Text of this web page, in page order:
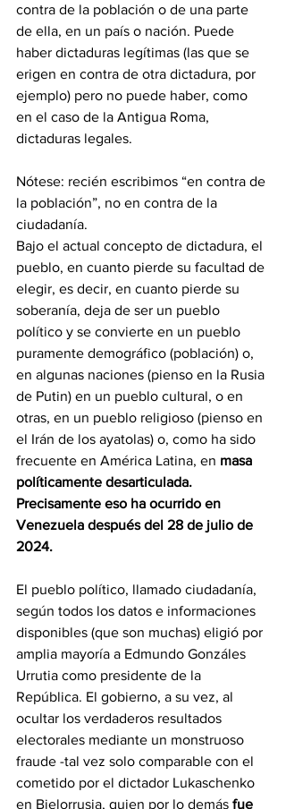
contra de la población o de una parte
de ella, en un país o nación. Puede
haber dictaduras legítimas (las que se
erigen en contra de otra dictadura, por
ejemplo) pero no puede haber, como
en el caso de la Antigua Roma,
dictaduras legales.
Nótese: recién escribimos “en contra de
la población”, no en contra de la
ciudadanía.
Bajo el actual concepto de dictadura, el
pueblo, en cuanto pierde su facultad de
elegir, es decir, en cuanto pierde su
soberanía, deja de ser un pueblo
político y se convierte en un pueblo
puramente demográfico (población) o,
en algunas naciones (pienso en la Rusia
de Putin) en un pueblo cultural, o en
otras, en un pueblo religioso (pienso en
el Irán de los ayatolas) o, como ha sido
frecuente en América Latina, en masa
políticamente desarticulada.
Precisamente eso ha ocurrido en
Venezuela después del 28 de julio de
2024.
El pueblo político, llamado ciudadanía,
según todos los datos e informaciones
disponibles (que son muchas) eligió por
amplia mayoría a Edmundo Gonzáles
Urrutia como presidente de la
República. El gobierno, a su vez, al
ocultar los verdaderos resultados
electorales mediante un monstruoso
fraude -tal vez solo comparable con el
cometido por el dictador Lukaschenko
en Bielorrusia, quien por lo demás fue